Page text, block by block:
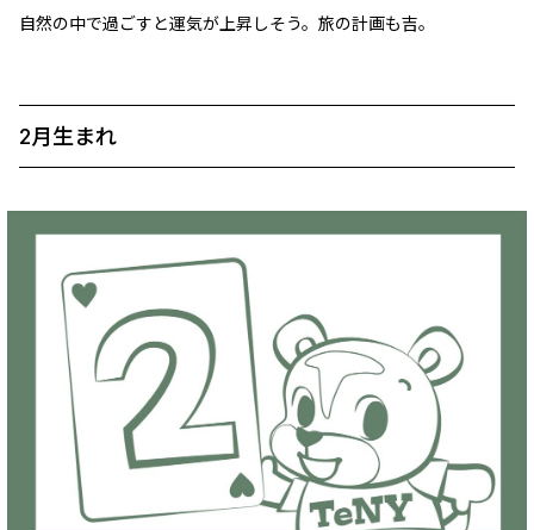
自然の中で過ごすと運気が上昇しそう。旅の計画も吉。
2月生まれ